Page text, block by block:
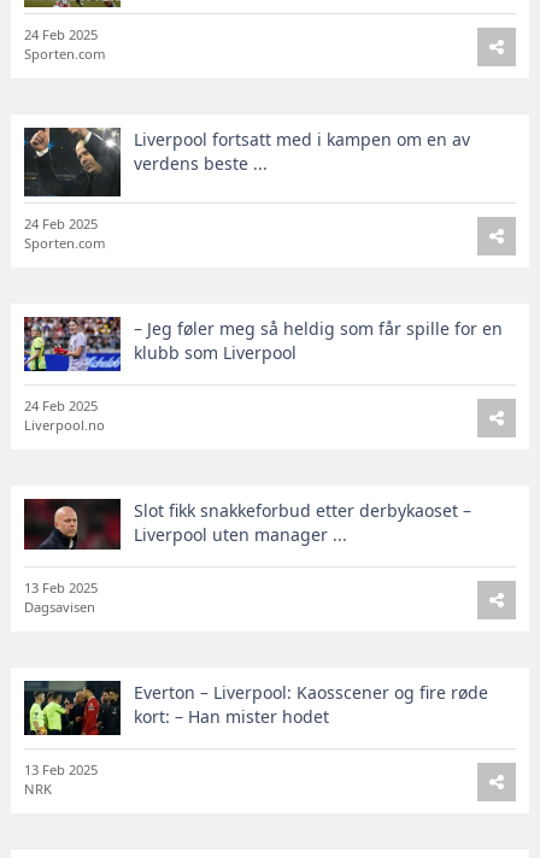
24 Feb 2025
Sporten.com
Liverpool fortsatt med i kampen om en av
verdens beste ...
24 Feb 2025
Sporten.com
– Jeg føler meg så heldig som får spille for en
klubb som Liverpool
24 Feb 2025
Liverpool.no
Slot fikk snakkeforbud etter derbykaoset –
Liverpool uten manager ...
13 Feb 2025
Dagsavisen
Everton – Liverpool: Kaosscener og fire røde
kort: – Han mister hodet
13 Feb 2025
NRK